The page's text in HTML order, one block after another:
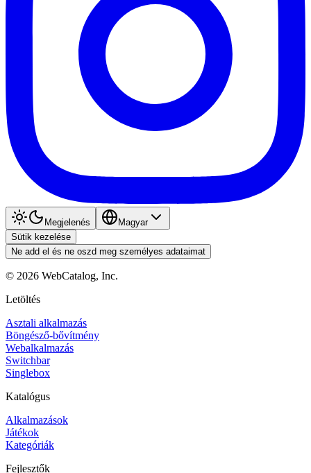
Megjelenés
Magyar
Sütik kezelése
Ne add el és ne oszd meg személyes adataimat
© 2026 WebCatalog, Inc.
Letöltés
Asztali alkalmazás
Böngésző-bővítmény
Webalkalmazás
Switchbar
Singlebox
Katalógus
Alkalmazások
Játékok
Kategóriák
Fejlesztők